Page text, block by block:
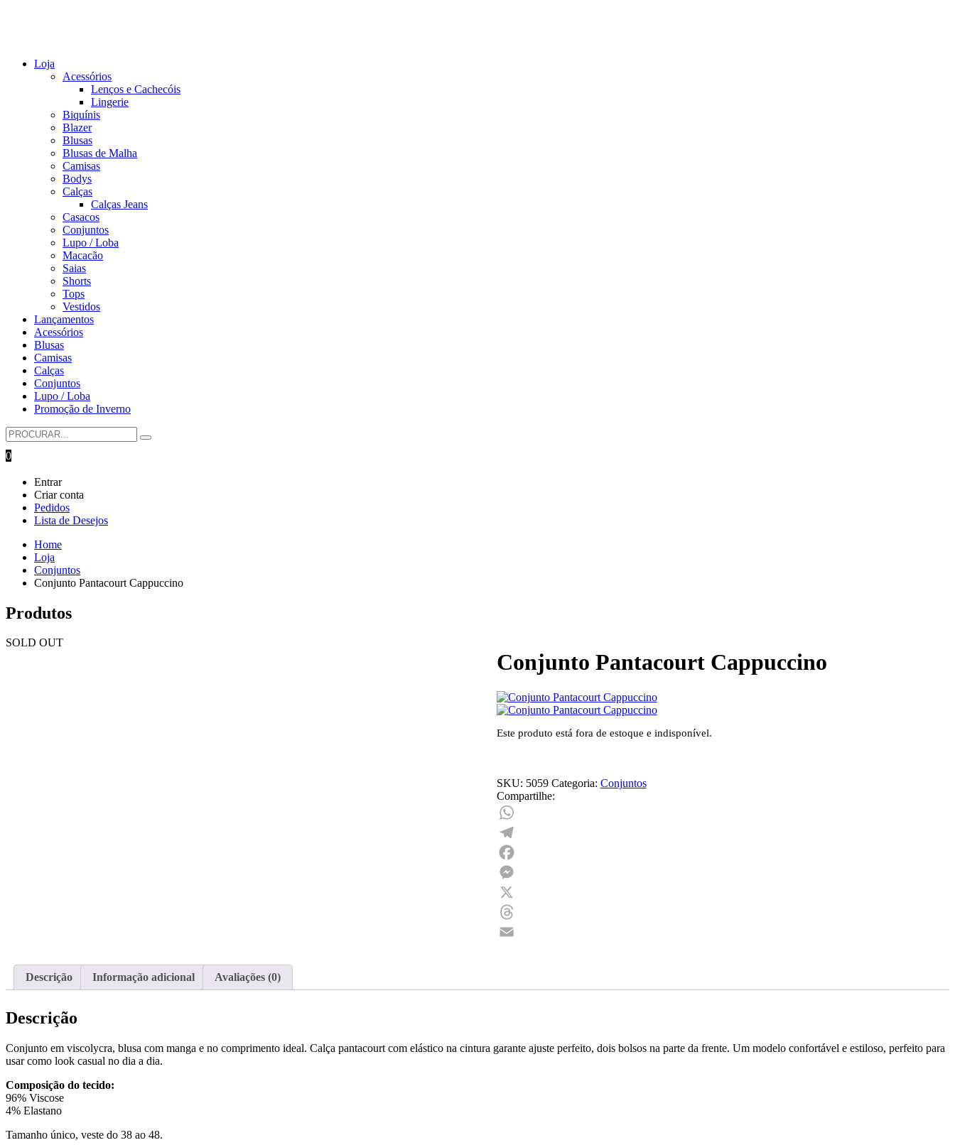
Loja
Acessórios
Lenços e Cachecóis
Lingerie
Biquínis
Blazer
Blusas
Blusas de Malha
Camisas
Bodys
Calças
Calças Jeans
Casacos
Conjuntos
Lupo / Loba
Macacão
Saias
Shorts
Tops
Vestidos
Lançamentos
Acessórios
Blusas
Camisas
Calças
Conjuntos
Lupo / Loba
Promoção de Inverno
0
Entrar
Criar conta
Pedidos
Lista de Desejos
Home
Loja
Conjuntos
Conjunto Pantacourt Cappuccino
Produtos
SOLD OUT
Conjunto Pantacourt Cappuccino
Este produto está fora de estoque e indisponível.
SKU: 5059 Categoria: Conjuntos
Compartilhe:
WhatsApp
Telegram
Facebook
Messenger
X
Threads
Descrição Informação adicional Avaliações (0)
Descrição
Conjunto em viscolycra, blusa com manga e no comprimento ideal. Calça pantacourt com elástico na cintura garante ajuste perfeito, dois bolsos na parte da frente. Um modelo confortável e estiloso, perfeito para
usar como look casual no dia a dia.
Composição do tecido:
96% Viscose
4% Elastano
Tamanho único, veste do 38 ao 48.